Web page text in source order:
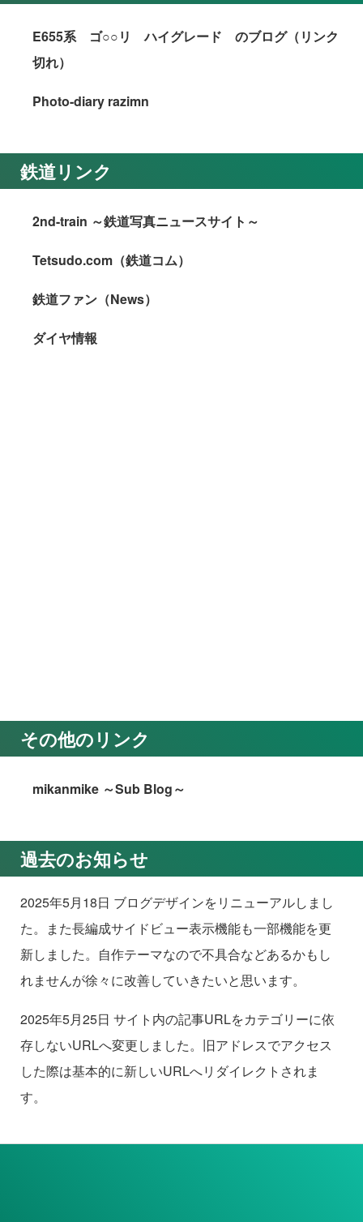
E655系 ゴ○○リ ハイグレード のブログ（リンク
切れ）
Photo-diary razimn
鉄道リンク
2nd-train ～鉄道写真ニュースサイト～
Tetsudo.com（鉄道コム）
鉄道ファン（News）
ダイヤ情報
その他のリンク
mikanmike ～Sub Blog～
過去のお知らせ
2025年5月18日 ブログデザインをリニューアルしまし
た。また長編成サイドビュー表示機能も一部機能を更
新しました。自作テーマなので不具合などあるかもし
れませんが徐々に改善していきたいと思います。
2025年5月25日 サイト内の記事URLをカテゴリーに依
存しないURLへ変更しました。旧アドレスでアクセス
した際は基本的に新しいURLへリダイレクトされま
す。